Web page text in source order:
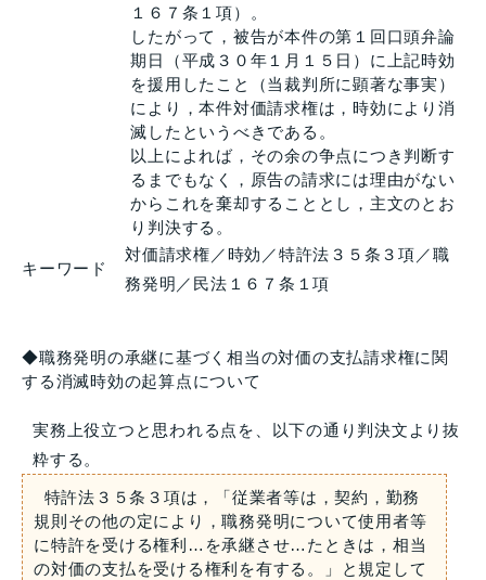
１６７条１項）。
したがって，被告が本件の第１回口頭弁論
期日（平成３０年１月１５日）に上記時効
を援用したこと（当裁判所に顕著な事実）
により，本件対価請求権は，時効により消
滅したというべきである。
以上によれば，その余の争点につき判断す
るまでもなく，原告の請求には理由がない
からこれを棄却することとし，主文のとお
り判決する。
キーワード
対価請求権／時効／特許法３５条３項／職
務発明／民法１６７条１項
◆職務発明の承継に基づく相当の対価の支払請求権に関
する消滅時効の起算点について
実務上役立つと思われる点を、以下の通り判決文より抜
粋する。
特許法３５条３項は，「従業者等は，契約，勤務
規則その他の定により，職務発明について使用者等
に特許を受ける権利…を承継させ…たときは，相当
の対価の支払を受ける権利を有する。」と規定して